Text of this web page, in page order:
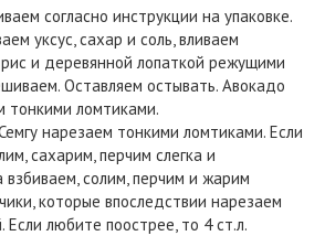
согласно инструкции на упаковке.
уксус, сахар и соль, вливаем
и деревянной лопаткой режущими
Оставляем остывать. Авокадо
тонкими ломтиками.
нарезаем тонкими ломтиками. Если
сахарим, перчим слегка и
солим, перчим и жарим
которые впоследствии нарезаем
Если любите поострее, то 4 ст.л.